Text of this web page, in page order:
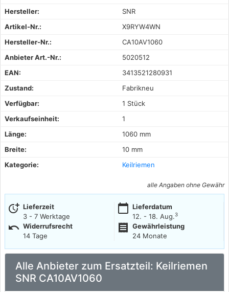
Hersteller:
SNR
Artikel-Nr.:
X9RYW4WN
Hersteller-Nr.:
CA10AV1060
Anbieter Art.-Nr.:
5020512
EAN:
3413521280931
Zustand:
Fabrikneu
Verfügbar:
1 Stück
Verkaufseinheit:
1
Länge:
1060 mm
Breite:
10 mm
Kategorie:
Keilriemen
alle Angaben ohne Gewähr
more_time Lieferzeit
3 - 7 Werktage
calendar_today Lieferdatum
12. - 18. Aug.3
undo Widerrufsrecht
14 Tage
receipt
Gewährleistung
24 Monate
Alle Anbieter zum Ersatzteil: Keilriemen
SNR CA10AV1060